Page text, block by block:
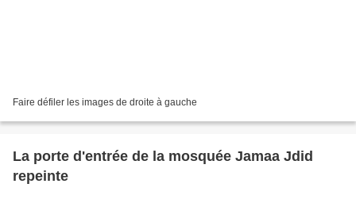
Faire défiler les images de droite à gauche
La porte d'entrée de la mosquée Jamaa Jdid
repeinte